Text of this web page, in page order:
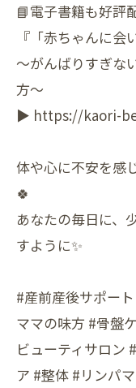
📘電子書籍も好評
『「赤ちゃんに会
〜がんばりすぎな
方〜
▶︎ https://kaori-
体や心に不安を感
🍀
あなたの毎日に、
すように✨
#産前産後サポー
ママの味方 #骨盤
ビューティサロン
ア #整体 #リンパ